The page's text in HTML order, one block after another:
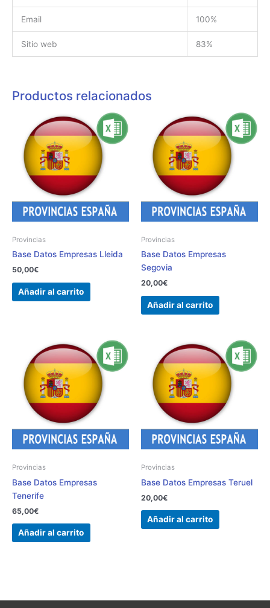
Email 100%
Sitio web 83%
Productos relacionados
Provincias
Base Datos Empresas Lleida
50,00€
Añadir al carrito
Provincias
Base Datos Empresas
Segovia
20,00€
Añadir al carrito
Provincias
Base Datos Empresas
Tenerife
65,00€
Añadir al carrito
Provincias
Base Datos Empresas Teruel
20,00€
Añadir al carrito